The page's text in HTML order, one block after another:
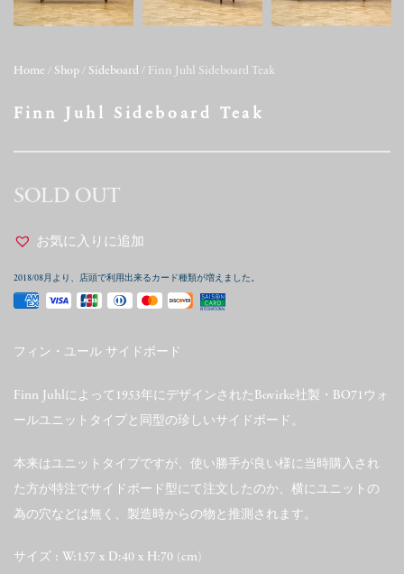
Home / Shop / Sideboard / Finn Juhl Sideboard Teak
Finn Juhl Sideboard Teak
SOLD OUT
お気に入りに追加
2018/08月より、店頭で利用出来るカード種類が増えました。
フィン・ユール サイドボード
Finn Juhlによって1953年にデザインされたBovirke社製・BO71ウォ
ールユニットタイプと同型の珍しいサイドボード。
本来はユニットタイプですが、使い勝手が良い様に当時購入され
た方が特注でサイドボード型にて注文したのか、横にユニットの
為の穴などは無く、製造時からの物と推測されます。
サイズ : W:157 x D:40 x H:70 (cm)